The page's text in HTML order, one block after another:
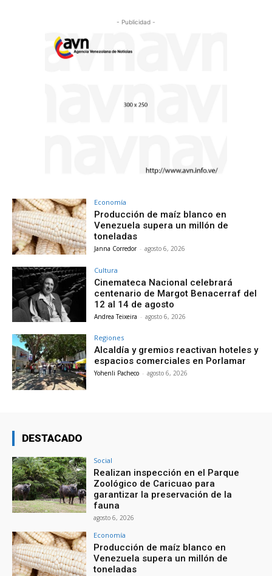
- Publicidad -
Economía
Producción de maíz blanco en
Venezuela supera un millón de
toneladas
Janna Corredor - agosto 6, 2026
Cultura
Cinemateca Nacional celebrará
centenario de Margot Benacerraf del
12 al 14 de agosto
Andrea Teixeira - agosto 6, 2026
Regiones
Alcaldía y gremios reactivan hoteles y
espacios comerciales en Porlamar
Yohenli Pacheco - agosto 6, 2026
DESTACADO
Social
Realizan inspección en el Parque
Zoológico de Caricuao para
garantizar la preservación de la
fauna
agosto 6, 2026
Economía
Producción de maíz blanco en
Venezuela supera un millón de
toneladas